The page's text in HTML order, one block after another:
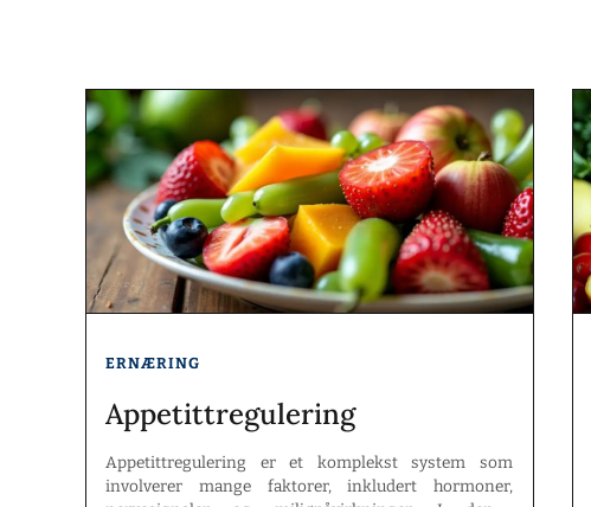
ERNÆRING
Appetittregulering
Appetittregulering er et komplekst system som
involverer mange faktorer, inkludert hormoner,